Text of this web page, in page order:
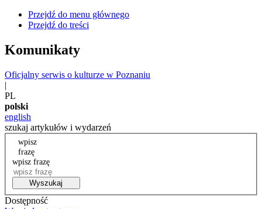
Przejdź do menu głównego
Przejdź do treści
Komunikaty
Oficjalny serwis o kulturze w Poznaniu
|
PL
polski
english
szukaj artykułów i wydarzeń
wpisz
frazę
wpisz frazę
Wyszukaj
Dostępność